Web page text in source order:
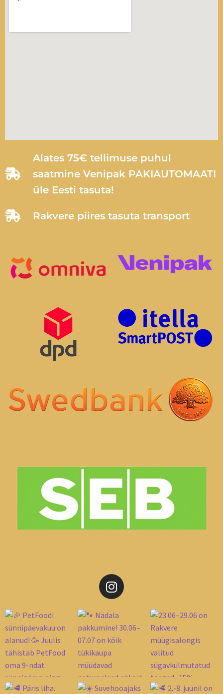
Alates 75€ tellimuse puhul
saatmine Venipak PAKIAUTOMAATI
üle Eesti tasuta!
Rakvere piires tasuta transport